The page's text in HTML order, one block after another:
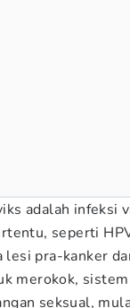
adalah infeksi
seperti
lesi pra-kanker
merokok,
seksual,